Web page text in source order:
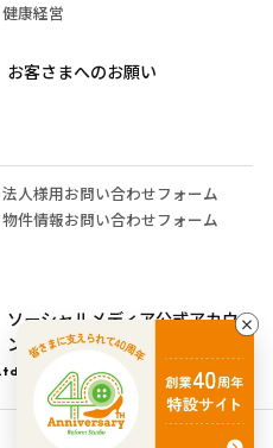
健康経営
お客さまへのお願い
法人様用お問い合わせフォーム
物件情報お問い合わせフォーム
ソーシャルメディア公式アカウ
ント運営ガイドライン
All Rights Reserved.